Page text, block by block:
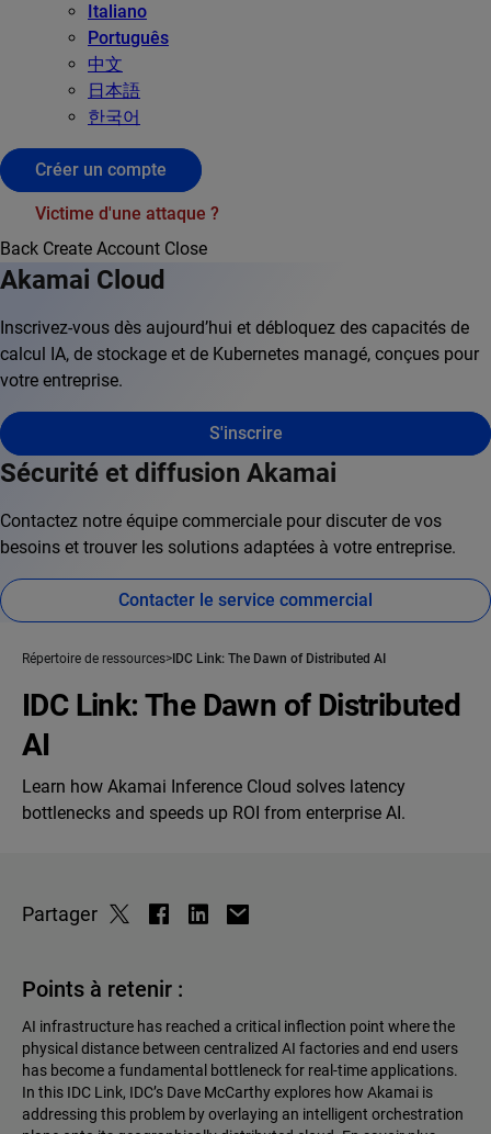
Italiano
Português
中文
日本語
한국어
Créer un compte
Victime d'une attaque ?
Back Create Account Close
Akamai Cloud
Inscrivez-vous dès aujourd’hui et débloquez des capacités de
calcul IA, de stockage et de Kubernetes managé, conçues pour
votre entreprise.
S'inscrire
Sécurité et diffusion Akamai
Contactez notre équipe commerciale pour discuter de vos
besoins et trouver les solutions adaptées à votre entreprise.
Contacter le service commercial
Répertoire de ressources IDC Link: The Dawn of Distributed AI
IDC Link: The Dawn of Distributed
AI
Learn how Akamai Inference Cloud solves latency
bottlenecks and speeds up ROI from enterprise AI.
Partager
Points à retenir :
AI infrastructure has reached a critical inflection point where the
physical distance between centralized AI factories and end users
has become a fundamental bottleneck for real-time applications.
In this IDC Link, IDC’s Dave McCarthy explores how Akamai is
addressing this problem by overlaying an intelligent orchestration